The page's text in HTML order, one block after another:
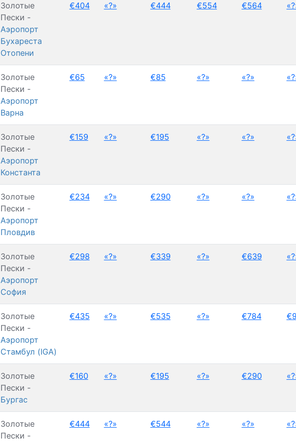
Золотые
Пески -
Аэропорт
Бухареста
Отопени
€404 «?» €444 €554 €564
Золотые
Пески -
Аэропорт
Варна
€65 «?» €85 «?» «?»
Золотые
Пески -
Аэропорт
Константа
€159 «?» €195 «?» «?»
Золотые
Пески -
Аэропорт
Пловдив
€234 «?» €290 «?» «?»
Золотые
Пески -
Аэропорт
София
€298 «?» €339 «?» €639
Золотые
Пески -
Аэропорт
Стамбул (IGA)
€435 «?» €535 «?» €784
Золотые
Пески -
Бургас
€160 «?» €195 «?» €290
Золотые
Пески -
€444 «?» €544 «?» «?»